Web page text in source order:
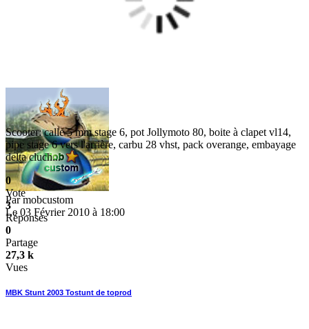
Parmobcustom
Le 03 Février 2010 à 18:00
Scooter: calle 5 mm stage 6, pot Jollymoto 80, boite à clapet vl14,
pipe stage 6 vers l'arrière, carbu 28 vhst, pack overange, embayage
delta cluch...
0
Vote
3
Réponses
0
Partage
27,3 k
Vues
MBK Stunt 2003 Tostunt de toprod